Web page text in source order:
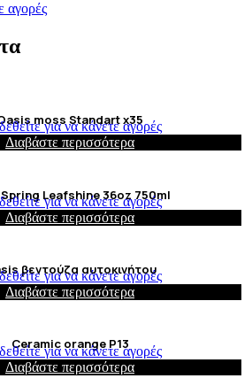
αγορές
moss Standart x35
για να κάνετε αγορές
Διαβάστε περισσότερα
Leafshine 36oz 750ml
για να κάνετε αγορές
Διαβάστε περισσότερα
βεντούζα αυτοκινήτου
για να κάνετε αγορές
Διαβάστε περισσότερα
Ceramic orange P13
για να κάνετε αγορές
Διαβάστε περισσότερα